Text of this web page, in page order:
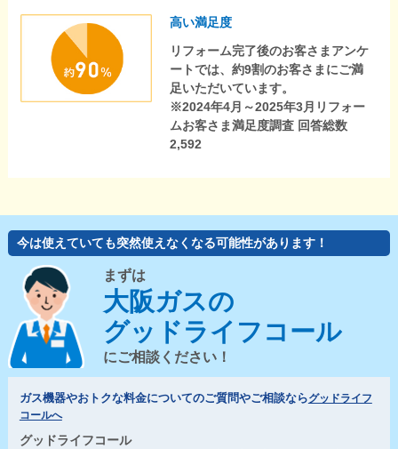
高い満足度
リフォーム完了後のお客さまアンケ
ートでは、約9割のお客さまにご満
足いただいています。
※2024年4月～2025年3月リフォー
ムお客さま満足度調査 回答総数
2,592
今は使えていても突然使えなくなる可能性があります！
まずは
大阪ガスの
グッドライフコール
にご相談ください！
ガス機器やおトクな料金についてのご質問やご相談ならグッドライフ
コールへ
グッドライフコール